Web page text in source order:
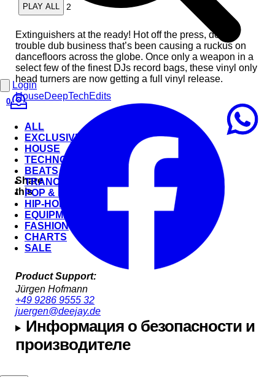
Login
0
ALL
EXCLUSIVE
HOUSE
TECHNO
BEATS
TRANCE
POP & ROCK
HIP-HOP
EQUIPMENT
FASHION
CHARTS
SALE
PLAY ALL 2
Extinguishers at the ready! Hot off the press, double
trouble dub business that’s been causing a ruckus on
dancefloors across the globe. Once only a weapon in a
select few of the finest DJs record bags, these vinyl only
head turners are now getting a full vinyl release.
HouseDeepTechEdits
Share
this
Product Support:
Jürgen Hofmann
+49 9286 9555 32
juergen@deejay.de
Информация о безопасности и
производителе